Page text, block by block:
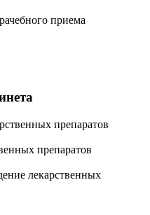
приема
препаратов
препаратов
лекарственных